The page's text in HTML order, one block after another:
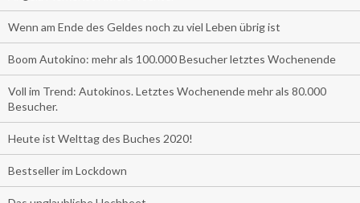
Wenn am Ende des Geldes noch zu viel Leben übrig ist
Boom Autokino: mehr als 100.000 Besucher letztes Wochenende
Voll im Trend: Autokinos. Letztes Wochenende mehr als 80.000
Besucher.
Heute ist Welttag des Buches 2020!
Bestseller im Lockdown